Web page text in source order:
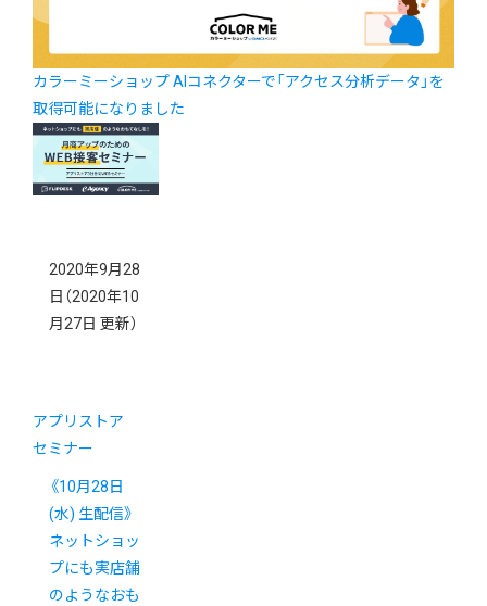
カラーミーショップ AIコネクターで「アクセス分析データ」を
取得可能になりました
2020年9月28
日 （2020年10
月27日 更新）
アプリストア
セミナー
《10月28日
(水) 生配信》
ネットショッ
プにも実店舗
のようなおも